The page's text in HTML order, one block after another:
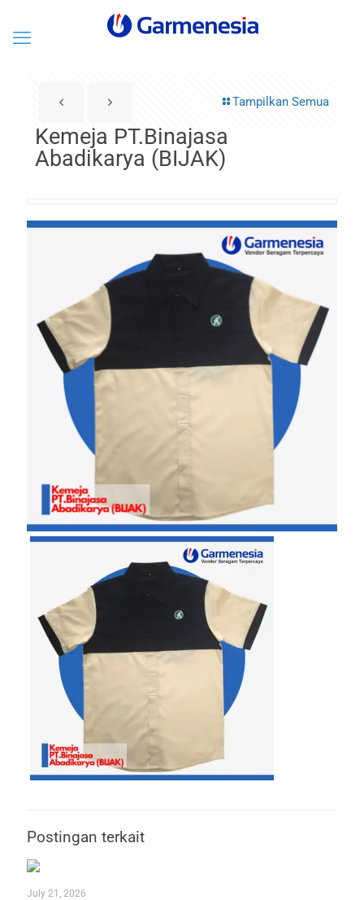
Tampilkan Semua
Kemeja PT.Binajasa
Abadikarya (BIJAK)
Postingan terkait
July 21, 2026